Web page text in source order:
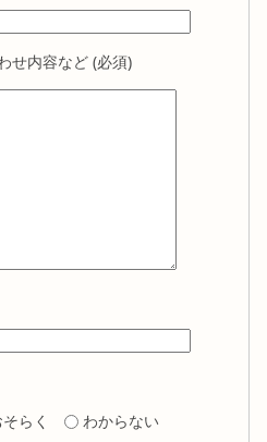
せ内容など (必須)
らく
わからない